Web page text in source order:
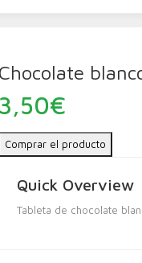
Chocolate
3,50€
Comprar el producto
Quick Overview
Tableta de chocolate